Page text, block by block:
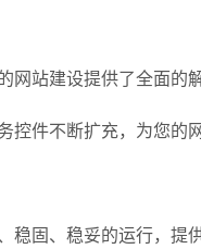
网站建设提供了全面的
控件不断扩充，为您的
稳固、稳妥的运行，提